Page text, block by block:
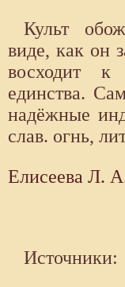
Культ
виде, как он
восходит к
единства.
надёжные
слав. огнь,
Елисеева Л.
Источники: